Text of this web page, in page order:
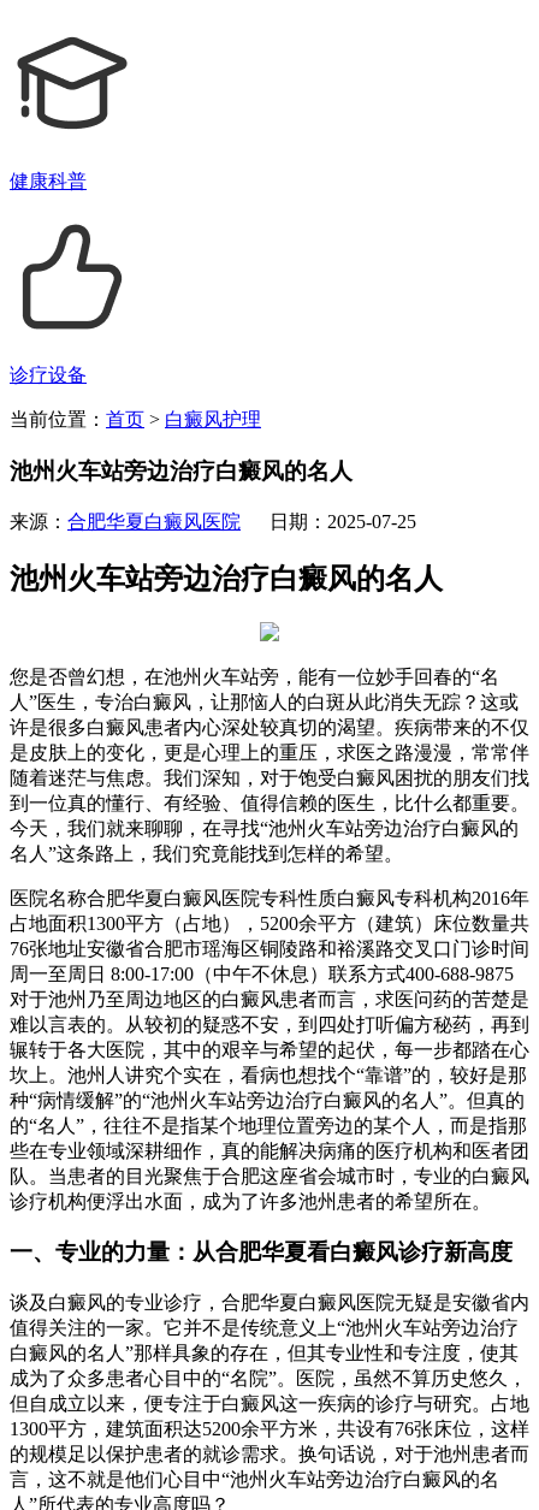
健康科普
诊疗设备
当前位置： 首页 > 白癜风护理
池州火车站旁边治疗白癜风的名人
来源： 合肥华夏白癜风医院 日期：2025-07-25
池州火车站旁边治疗白癜风的名人
您是否曾幻想，在池州火车站旁，能有一位妙手回春的“名
人”医生，专治白癜风，让那恼人的白斑从此消失无踪？这或
许是很多白癜风患者内心深处较真切的渴望。疾病带来的不仅
是皮肤上的变化，更是心理上的重压，求医之路漫漫，常常伴
随着迷茫与焦虑。我们深知，对于饱受白癜风困扰的朋友们找
到一位真的懂行、有经验、值得信赖的医生，比什么都重要。
今天，我们就来聊聊，在寻找“池州火车站旁边治疗白癜风的
名人”这条路上，我们究竟能找到怎样的希望。
医院名称合肥华夏白癜风医院专科性质白癜风专科机构2016年
占地面积1300平方（占地），5200余平方（建筑）床位数量共
76张地址安徽省合肥市瑶海区铜陵路和裕溪路交叉口门诊时间
周一至周日 8:00-17:00（中午不休息）联系方式400-688-9875
对于池州乃至周边地区的白癜风患者而言，求医问药的苦楚是
难以言表的。从较初的疑惑不安，到四处打听偏方秘药，再到
辗转于各大医院，其中的艰辛与希望的起伏，每一步都踏在心
坎上。池州人讲究个实在，看病也想找个“靠谱”的，较好是那
种“病情缓解”的“池州火车站旁边治疗白癜风的名人”。但真的
的“名人”，往往不是指某个地理位置旁边的某个人，而是指那
些在专业领域深耕细作，真的能解决病痛的医疗机构和医者团
队。当患者的目光聚焦于合肥这座省会城市时，专业的白癜风
诊疗机构便浮出水面，成为了许多池州患者的希望所在。
一、专业的力量：从合肥华夏看白癜风诊疗新高度
谈及白癜风的专业诊疗，合肥华夏白癜风医院无疑是安徽省内
值得关注的一家。它并不是传统意义上“池州火车站旁边治疗
白癜风的名人”那样具象的存在，但其专业性和专注度，使其
成为了众多患者心目中的“名院”。医院，虽然不算历史悠久，
但自成立以来，便专注于白癜风这一疾病的诊疗与研究。占地
1300平方，建筑面积达5200余平方米，共设有76张床位，这样
的规模足以保护患者的就诊需求。换句话说，对于池州患者而
言，这不就是他们心目中“池州火车站旁边治疗白癜风的名
人”所代表的专业高度吗？